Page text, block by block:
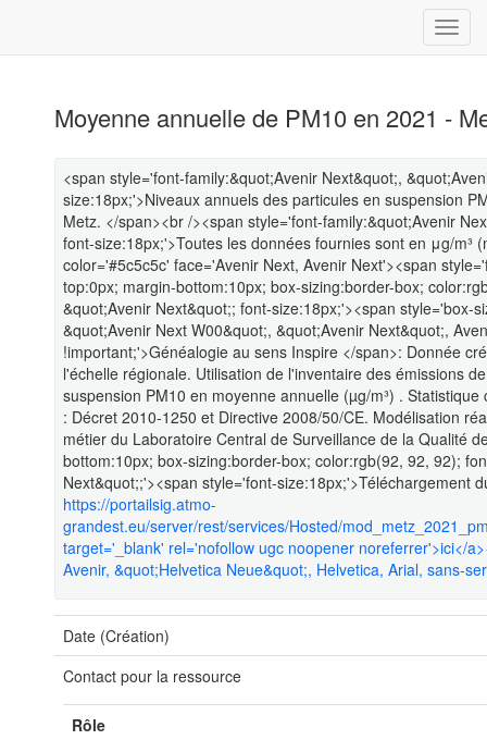
Moyenne annuelle de PM10 en 2021 -
<span style='font-family:&quot;Avenir Next&quot;,
size:18px;'>Niveaux annuels des particules en suspension
Metz. </span><br /><span style='font-family:&quot;Avenir
font-size:18px;'>Toutes les données fournies sont en μg/m³
color='#5c5c5c' face='Avenir Next, Avenir Next'><span
top:0px; margin-bottom:10px; box-sizing:border-box;
&quot;Avenir Next&quot;; font-size:18px;'><span
&quot;Avenir Next W00&quot;, &quot;Avenir Next&quot;,
!important;'>Généalogie au sens Inspire </span>: Donnée
l'échelle régionale. Utilisation de l'inventaire des émissions
suspension PM10 en moyenne annuelle (µg/m³) .
: Décret 2010-1250 et Directive 2008/50/CE. Modélisation
métier du Laboratoire Central de Surveillance de la Qualité
bottom:10px; box-sizing:border-box; color:rgb(92, 92, 92);
Next&quot;;'><span style='font-size:18px;'>Téléchargement
https://portailsig.atmo-
grandest.eu/server/rest/services/Hosted/
target='_blank' rel='nofollow ugc noopener noreferrer'>ici</
Avenir, &quot;Helvetica Neue&quot;, Helvetica, Arial, sans-
Date (Création)
Contact pour la ressource
Rôle